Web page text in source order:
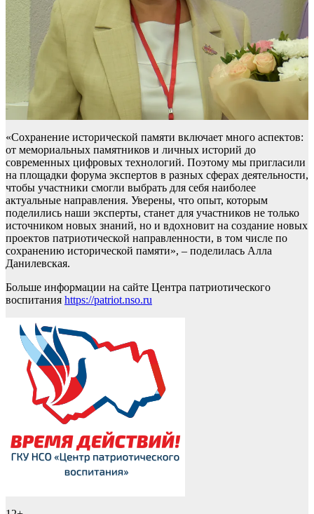
«Сохранение исторической памяти включает много аспектов:
от мемориальных памятников и личных историй до
современных цифровых технологий. Поэтому мы пригласили
на площадки форума экспертов в разных сферах деятельности,
чтобы участники смогли выбрать для себя наиболее
актуальные направления. Уверены, что опыт, которым
поделились наши эксперты, станет для участников не только
источником новых знаний, но и вдохновит на создание новых
проектов патриотической направленности, в том числе по
сохранению исторической памяти», – поделилась Алла
Данилевская.
Больше информации на сайте Центра патриотического
воспитания https://patriot.nso.ru